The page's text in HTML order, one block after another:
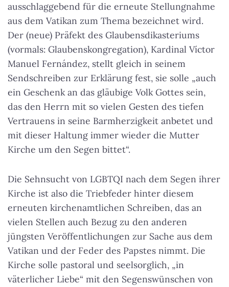
ausschlaggebend für die erneute Stellungnahme
aus dem Vatikan zum Thema bezeichnet wird.
Der (neue) Präfekt des Glaubensdikasteriums
(vormals: Glaubenskongregation), Kardinal Víctor
Manuel Fernández, stellt gleich in seinem
Sendschreiben zur Erklärung fest, sie solle „auch
ein Geschenk an das gläubige Volk Gottes sein,
das den Herrn mit so vielen Gesten des tiefen
Vertrauens in seine Barmherzigkeit anbetet und
mit dieser Haltung immer wieder die Mutter
Kirche um den Segen bittet“.
Die Sehnsucht von LGBTQI nach dem Segen ihrer
Kirche ist also die Triebfeder hinter diesem
erneuten kirchenamtlichen Schreiben, das an
vielen Stellen auch Bezug zu den anderen
jüngsten Veröffentlichungen zur Sache aus dem
Vatikan und der Feder des Papstes nimmt. Die
Kirche solle pastoral und seelsorglich, „in
väterlicher Liebe“ mit den Segenswünschen von